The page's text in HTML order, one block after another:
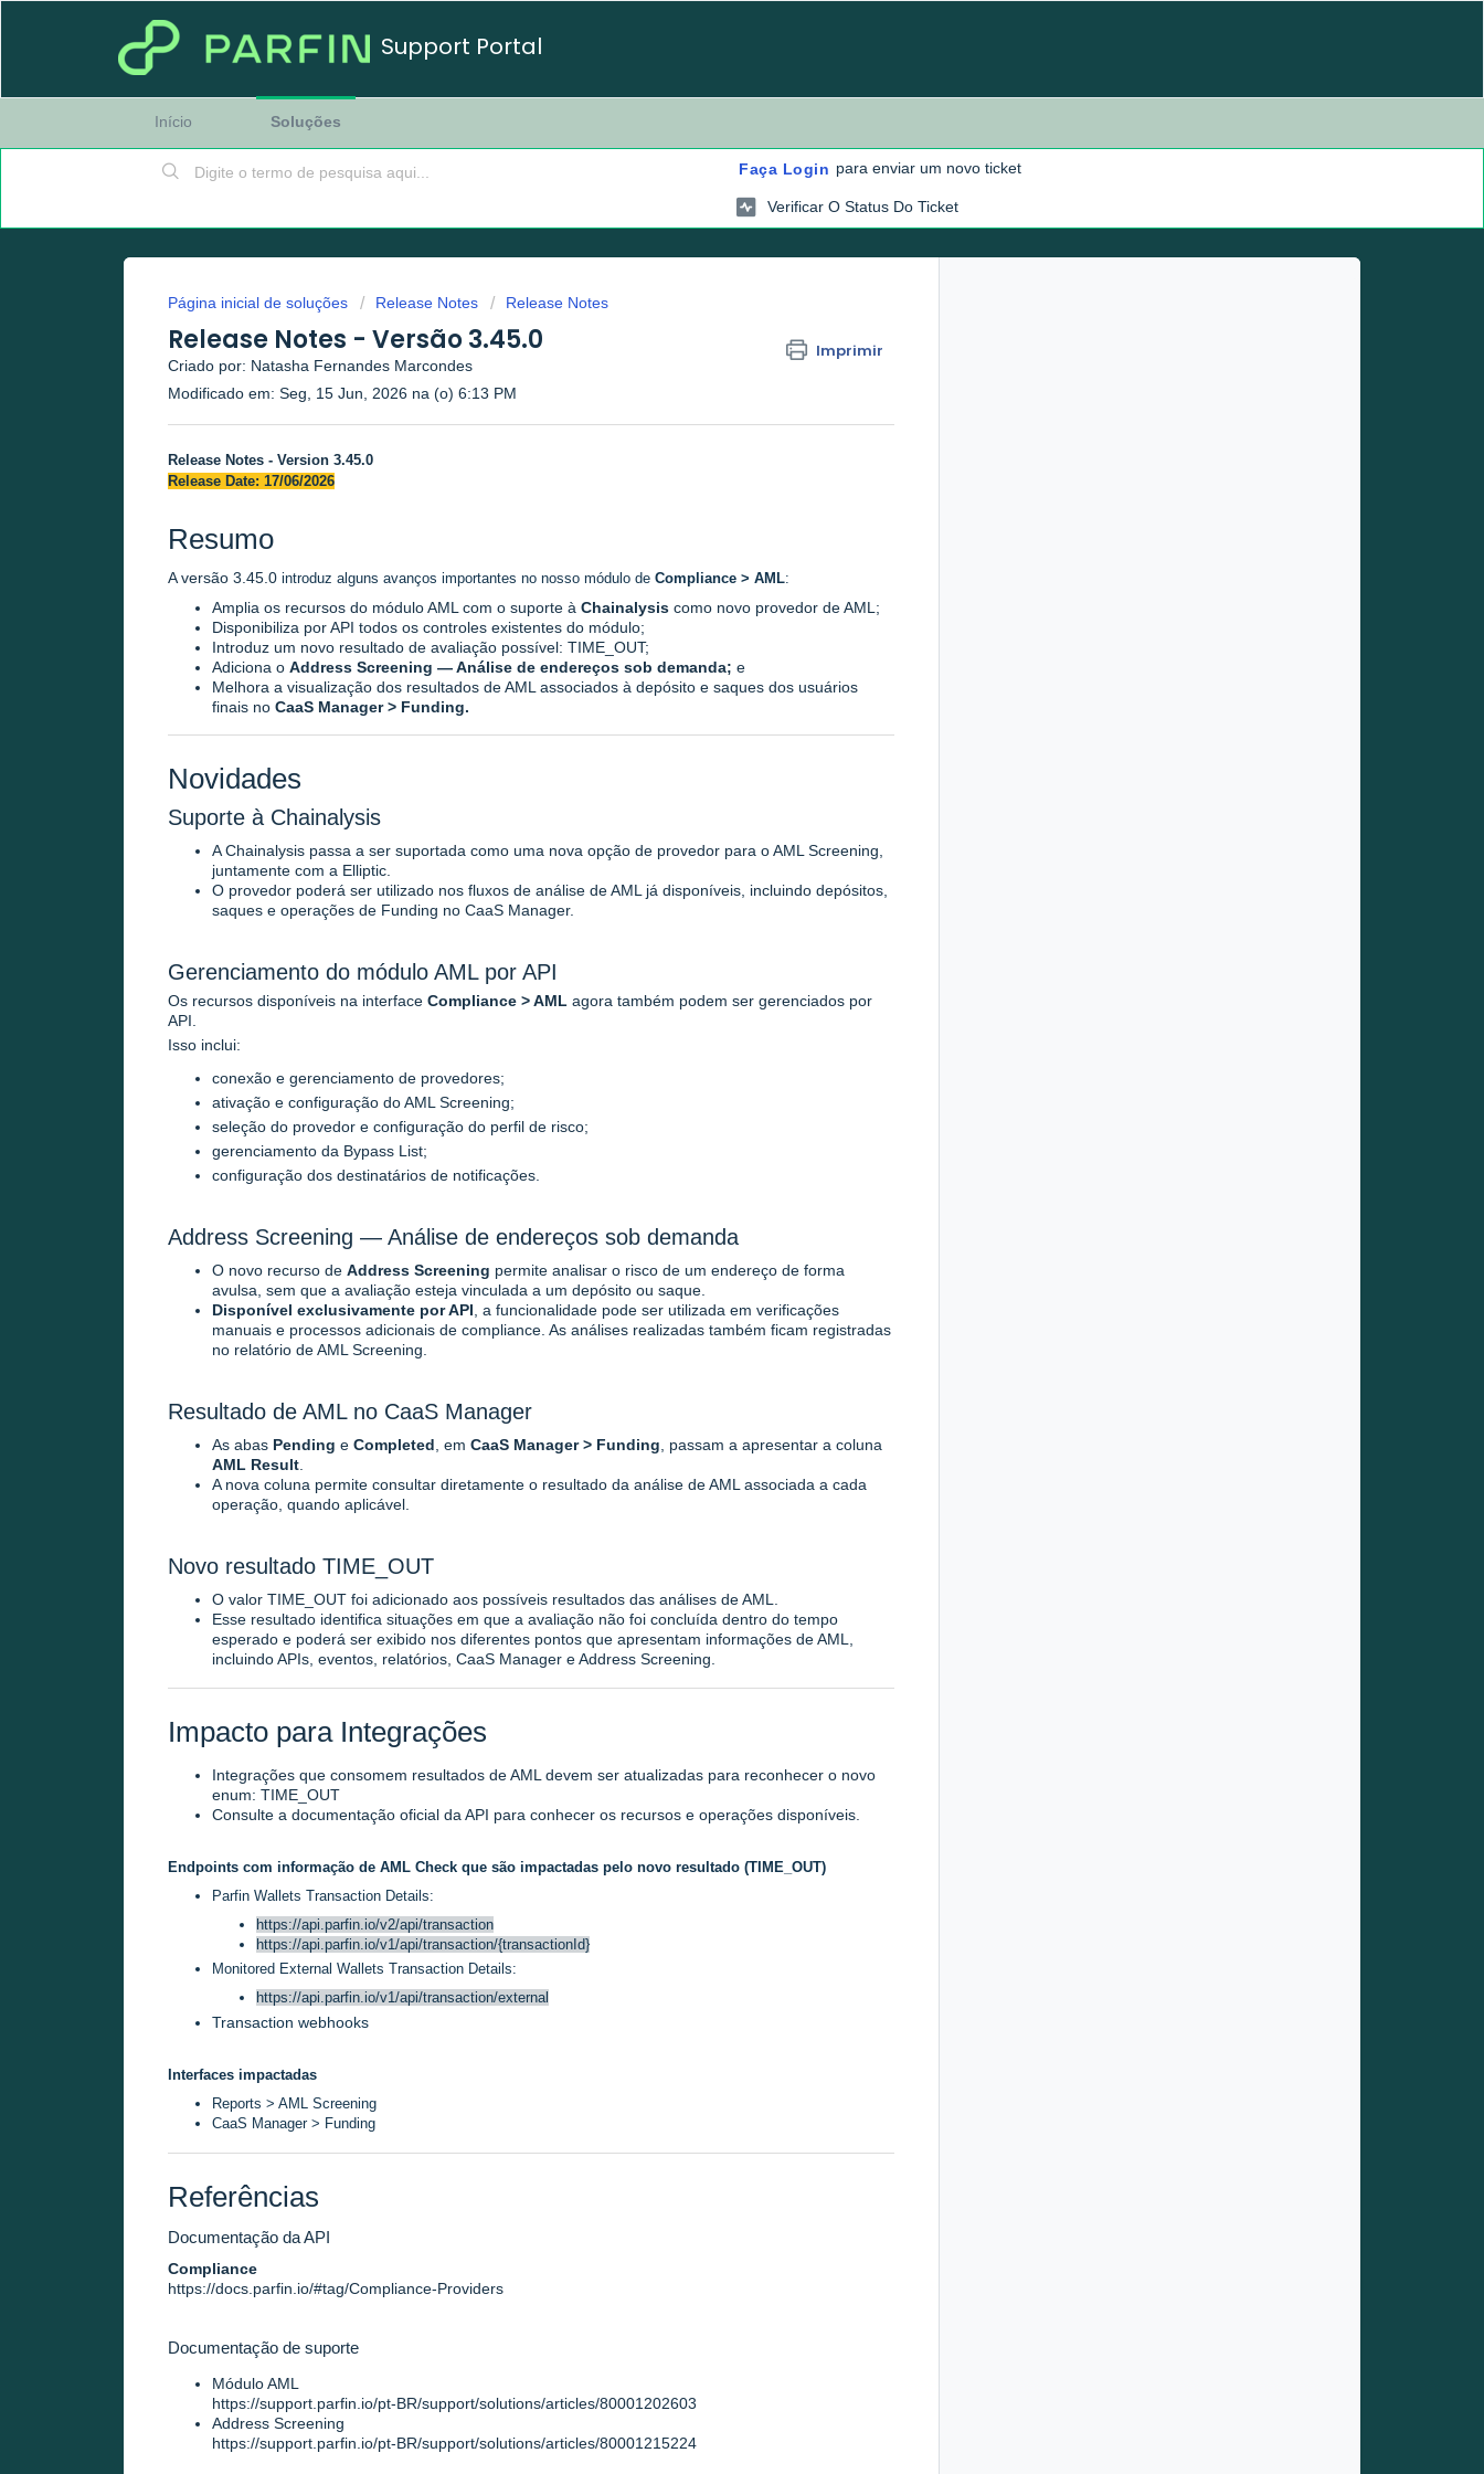
Support Portal
Início Soluções
Faça Login para enviar um novo ticket
Verificar O Status Do Ticket
Página inicial de soluções Release Notes Release Notes
Release Notes - Versão 3.45.0 Imprimir
Criado por: Natasha Fernandes Marcondes
Modificado em: Seg, 15 Jun, 2026 na (o) 6:13 PM
Release Notes - Version 3.45.0
Release Date: 17/06/2026
Resumo
A versão 3.45.0 introduz alguns avanços importantes no nosso módulo de Compliance > AML:
Amplia os recursos do módulo AML com o suporte à Chainalysis como novo provedor de AML;
Disponibiliza por API todos os controles existentes do módulo;
Introduz um novo resultado de avaliação possível: TIME_OUT;
Adiciona o Address Screening — Análise de endereços sob demanda; e
Melhora a visualização dos resultados de AML associados à depósito e saques dos usuários
finais no CaaS Manager > Funding.
Novidades
Suporte à Chainalysis
A Chainalysis passa a ser suportada como uma nova opção de provedor para o AML Screening,
juntamente com a Elliptic.
O provedor poderá ser utilizado nos fluxos de análise de AML já disponíveis, incluindo depósitos,
saques e operações de Funding no CaaS Manager.
Gerenciamento do módulo AML por API
Os recursos disponíveis na interface Compliance > AML agora também podem ser gerenciados por
API.
Isso inclui:
conexão e gerenciamento de provedores;
ativação e configuração do AML Screening;
seleção do provedor e configuração do perfil de risco;
gerenciamento da Bypass List;
configuração dos destinatários de notificações.
Address Screening — Análise de endereços sob demanda
O novo recurso de Address Screening permite analisar o risco de um endereço de forma
avulsa, sem que a avaliação esteja vinculada a um depósito ou saque.
Disponível exclusivamente por API, a funcionalidade pode ser utilizada em verificações
manuais e processos adicionais de compliance. As análises realizadas também ficam registradas
no relatório de AML Screening.
Resultado de AML no CaaS Manager
As abas Pending e Completed, em CaaS Manager > Funding, passam a apresentar a coluna
AML Result.
A nova coluna permite consultar diretamente o resultado da análise de AML associada a cada
operação, quando aplicável.
Novo resultado TIME_OUT
O valor TIME_OUT foi adicionado aos possíveis resultados das análises de AML.
Esse resultado identifica situações em que a avaliação não foi concluída dentro do tempo
esperado e poderá ser exibido nos diferentes pontos que apresentam informações de AML,
incluindo APIs, eventos, relatórios, CaaS Manager e Address Screening.
Impacto para Integrações
Integrações que consomem resultados de AML devem ser atualizadas para reconhecer o novo
enum: TIME_OUT
Consulte a documentação oficial da API para conhecer os recursos e operações disponíveis.
Endpoints com informação de AML Check que são impactadas pelo novo resultado (TIME_OUT)
Parfin Wallets Transaction Details:
https://api.parfin.io/v2/api/transaction
https://api.parfin.io/v1/api/transaction/{transactionId}
Monitored External Wallets Transaction Details:
https://api.parfin.io/v1/api/transaction/external
Transaction webhooks
Interfaces impactadas
Reports > AML Screening
CaaS Manager > Funding
Referências
Documentação da API
Compliance
https://docs.parfin.io/#tag/Compliance-Providers
Documentação de suporte
Módulo AML
https://support.parfin.io/pt-BR/support/solutions/articles/80001202603
Address Screening
https://support.parfin.io/pt-BR/support/solutions/articles/80001215224